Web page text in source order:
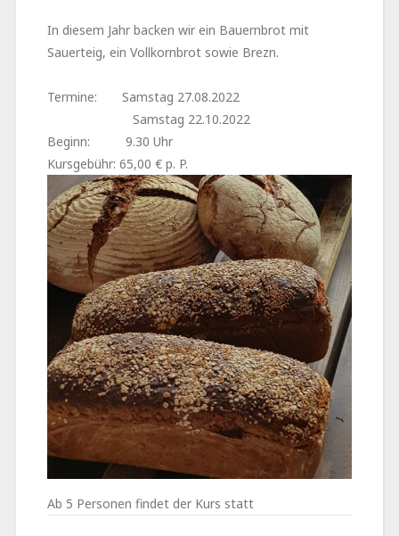
In diesem Jahr backen wir ein Bauernbrot mit
Sauerteig, ein Vollkornbrot sowie Brezn.
Termine: Samstag 27.08.2022
Samstag 22.10.2022
Beginn: 9.30 Uhr
Kursgebühr: 65,00 € p. P.
Ab 5 Personen findet der Kurs statt